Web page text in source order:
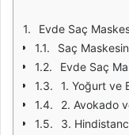
Evde Saç
Saç
Evde Saç
1. Yoğurt ve
2. Avokado
3.